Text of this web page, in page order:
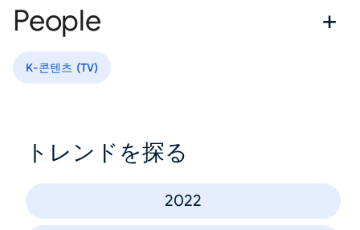
People
K-콘텐츠 (TV)
トレンドを探る
2022